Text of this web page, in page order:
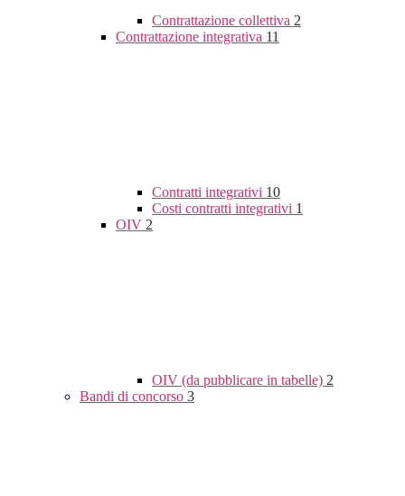
Contrattazione collettiva 2
Contrattazione integrativa 11
Contratti integrativi 10
Costi contratti integrativi 1
OIV 2
OIV (da pubblicare in tabelle) 2
Bandi di concorso 3